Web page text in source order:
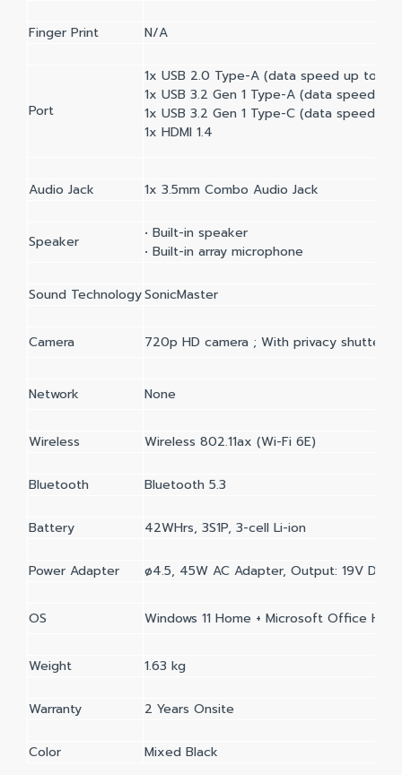
Finger Print N/A
Port
1x USB 2.0 Type-A (data speed up to
1x USB 3.2 Gen 1 Type-A (data speed up
1x USB 3.2 Gen 1 Type-C (data speed up
1x HDMI 1.4
Audio Jack 1x 3.5mm Combo Audio Jack
Speaker
• Built-in speaker
• Built-in array microphone
Sound TechnologySonicMaster
Camera 720p HD camera ; With privacy shutter
Network None
Wireless Wireless 802.11ax (Wi-Fi 6E)
Bluetooth Bluetooth 5.3
Battery 42WHrs, 3S1P, 3-cell Li-ion
Power Adapter ø4.5, 45W AC Adapter, Output: 19V DC,
OS Windows 11 Home + Microsoft Office
Weight 1.63 kg
Warranty 2 Years Onsite
Color Mixed Black